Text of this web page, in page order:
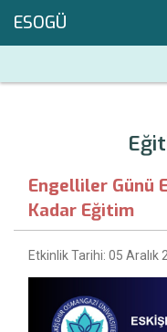
ESOGÜ
Engelliler Günü
Kadar Eğitim
Etkinlik Tarihi: 05 Aralık